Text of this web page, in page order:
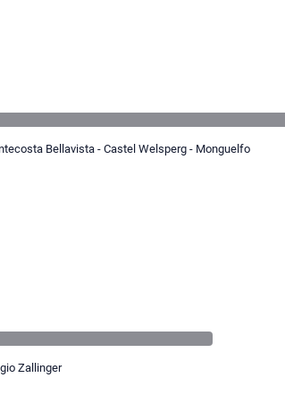
Bellavista - Castel Welsperg - Monguelfo
Zallinger